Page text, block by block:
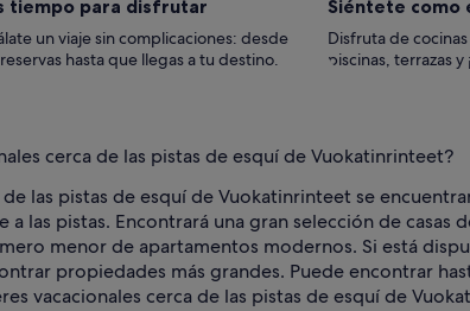
tiempo para disfrutar
un viaje sin complicaciones: desde
hasta que llegas a tu destino.
Siéntete como
Disfruta de
piscinas, terrazas y
cerca de las pistas de esquí de Vuokatinrinteet?
las pistas de esquí de Vuokatinrinteet se
las pistas. Encontrará una gran selección de casas
menor de apartamentos modernos. Si está
propiedades más grandes. Puede encontrar
vacacionales cerca de las pistas de esquí de